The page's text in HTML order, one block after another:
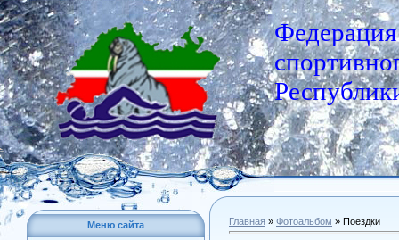
Федерация
Меню сайта Главная » Фотоальбом » Поездки